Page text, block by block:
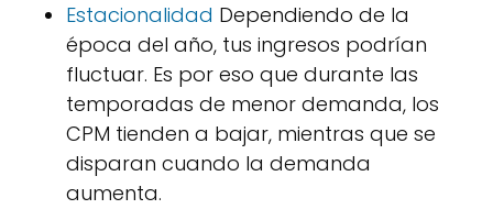
Estacionalidad Dependiendo de la
época del año, tus ingresos podrían
fluctuar. Es por eso que durante las
temporadas de menor demanda, los
CPM tienden a bajar, mientras que se
disparan cuando la demanda
aumenta.